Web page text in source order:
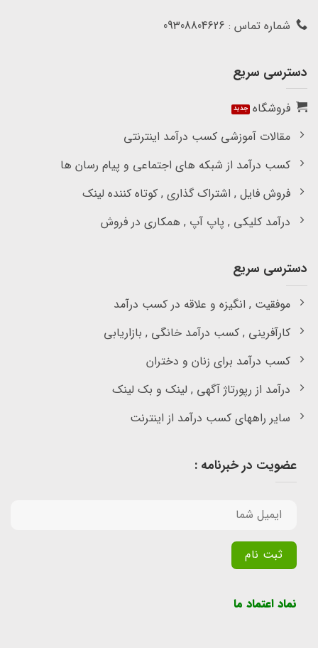
شماره تماس : 09308804626
دسترسی سریع
فروشگاه
مقالات آموزشی کسب درآمد اینترنتی
کسب درآمد از شبکه های اجتماعی و پیام رسان ها
فروش فایل , اشتراک گذاری , کوتاه کننده لینک
درآمد کلیکی , پاپ آپ , همکاری در فروش
دسترسی سریع
موفقیت , انگیزه و علاقه در کسب درآمد
کارآفرینی , کسب درآمد خانگی , بازاریابی
کسب درآمد برای زنان و دختران
درآمد از رپورتاژ آگهی , لینک و بک لینک
سایر راههای کسب درآمد از اینترنت
عضویت در خبرنامه :
نماد اعتماد ما